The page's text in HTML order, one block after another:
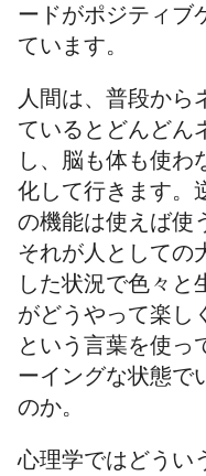
ードがポジティブ
ています。
人間は、普段から
ているとどんどん
し、脳も体も使わ
化して行きます。
の機能は使えば使
それが人としての
した状況で色々と
がどうやって楽し
という言葉を使っ
ーイングな状態で
のか。
心理学ではどうい